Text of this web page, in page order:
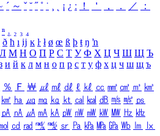
´ ～ ˇ ˘ ˝ ˚ ˙ ¸ ¡ ¿ ː ！ ＇ ， ． ／
：
ⁿ ₁ ₂ ₃ ₄
ð ħ ı ĳ ĸ ŀ ł ø œ ß þ ŧ ŋ ŉ
Л М Н О П Р С Т У Ф Х Ц Ч Ш Щ Ъ
и й к л м н о п р с т у ф х ц ч ш щ ъ
％ Ｆ ￦ ㎕ ㎖ ㎗ ℓ ㎘ ㏄ ㎣ ㎤ ㎥ ㎦
㎢ ㏊ ㎍ ㎎ ㎏ ㏏ ㎈ ㎉ ㏈ ㎧ ㎨ ㎰
㎀ ㎁ ㎂ ㎃ ㎄ ㎺ ㎻ ㎽ ㎾ ㎿ ㎐ ㎑
㏖ ㏅ ㎭ ㎮ ㎯ ㏛ ㎩ ㎪ ㎫ ㎬ ㏝ ㏐
㏓